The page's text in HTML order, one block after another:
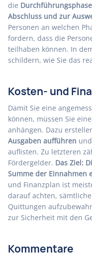
die Durchführungsphase
Abschluss und zur
Personen an welchen
fordern, dass die
teilhaben können. In
schildern, wie Sie das
Kosten- und
Damit Sie eine
können, müssen Sie
anhängen. Dazu
Ausgaben aufführen
auflisten. Zu letzteren
Fördergelder. Das Ziel:
Summe der Einnahmen
und Finanzplan ist
darauf achten,
Quittungen
zur Sicherheit mit den
Kommentare